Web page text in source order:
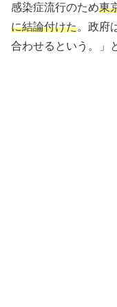
感染症流行のため東
に結論付けた。政府
合わせるという。」